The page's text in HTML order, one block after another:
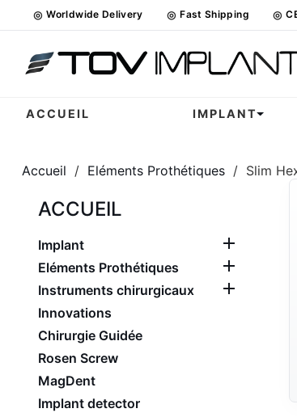
◎ Worldwide Delivery ◎ Fast Shipping ◎
ACCUEIL IMPLANT
Accueil Eléments Prothétiques Slim
ACCUEIL
Implant 
Eléments Prothétiques 
Instruments chirurgicaux 
Innovations
Chirurgie Guidée
Rosen Screw
MagDent
Implant detector